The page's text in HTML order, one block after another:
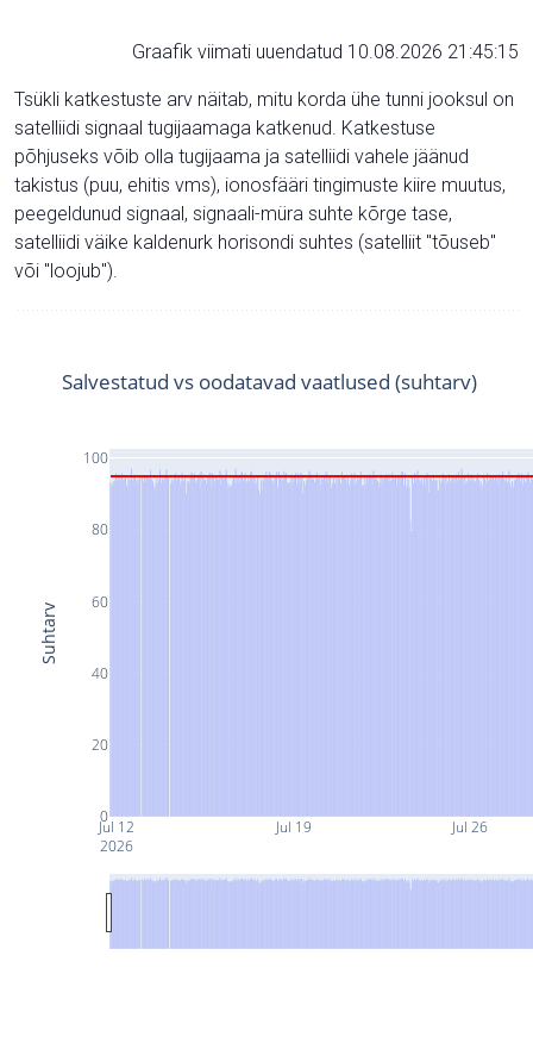
Graafik viimati uuendatud 10.08.2026 21:45:15
Tsükli katkestuste arv näitab, mitu korda ühe tunni jooksul on
satelliidi signaal tugijaamaga katkenud. Katkestuse
põhjuseks võib olla tugijaama ja satelliidi vahele jäänud
takistus (puu, ehitis vms), ionosfääri tingimuste kiire muutus,
peegeldunud signaal, signaali-müra suhte kõrge tase,
satelliidi väike kaldenurk horisondi suhtes (satelliit "tõuseb"
või "loojub").
Jul 12
2026
Jul 19 Jul 26
0
20
40
60
80
100
Salvestatud vs oodatavad vaatlused (suhtarv)
Suhtarv